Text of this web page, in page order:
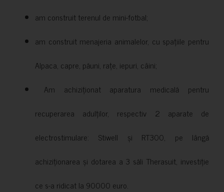
am construit terenul de mini-fotbal;
am construit menajeria animalelor, cu spațiile pentru
Alpaca, capre, păuni, rațe, iepuri, câini;
Am achiziționat aparatura medicală pentru
recuperarea adulților, respectiv 2 aparate de
electrostimulare: Stiwell și RT300, pe lângă
achiziționarea și dotarea a 3 săli Therasuit, investiție
ce s-a ridicat la 90000 euro.